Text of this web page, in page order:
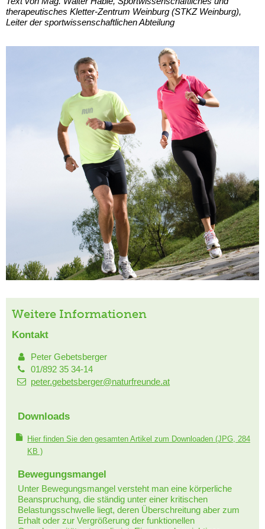
therapeutisches Kletter-Zentrum Weinburg (STKZ Weinburg),
Leiter der sportwissenschaftlichen Abteilung
Weitere Informationen
Kontakt
Peter Gebetsberger
01/892 35 34-14
peter.gebetsberger@naturfreunde.at
Downloads
Hier finden Sie den gesamten Artikel zum Downloaden (JPG, 284
KB )
Bewegungsmangel
Unter Bewegungsmangel versteht man eine körperliche
Beanspruchung, die ständig unter einer kritischen
Belastungsschwelle liegt, deren Überschreitung aber zum
Erhalt oder zur Vergrößerung der funktionellen